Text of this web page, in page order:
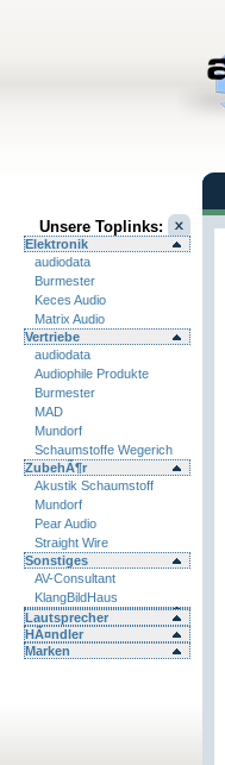
Unsere Toplinks:
Elektronik
audiodata
Burmester
Keces Audio
Matrix Audio
Vertriebe
audiodata
Audiophile Produkte
Burmester
MAD
Mundorf
Schaumstoffe Wegerich
ZubehÃ¶r
Akustik Schaumstoff
Mundorf
Pear Audio
Straight Wire
Sonstiges
AV-Consultant
KlangBildHaus
Lautsprecher
HÃ¤ndler
Marken